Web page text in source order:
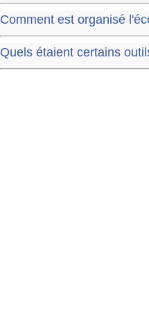
Comment est organisé
Quels étaient certains